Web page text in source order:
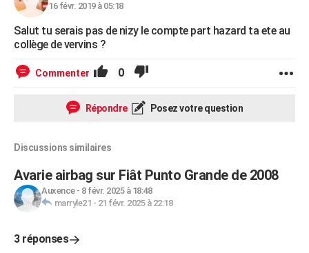
16 févr. 2019 à 05:18
Salut tu serais pas de nizy le compte part hazard ta ete au
collège de vervins ?
Commenter 0
Répondre Posez votre question
Discussions similaires
Avarie airbag sur Fiât Punto Grande de 2008
Auxence- 8 févr. 2025 à 18:48
marryle21 - 21 févr. 2025 à 22:18
3 réponses